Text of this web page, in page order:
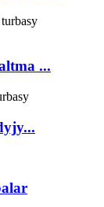
...